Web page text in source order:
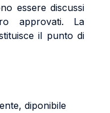
essere discussi
approvati. La
il punto di
diponibile